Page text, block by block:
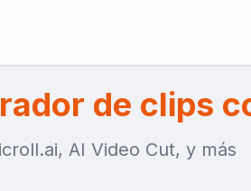
de clips
AI Video Cut, y más